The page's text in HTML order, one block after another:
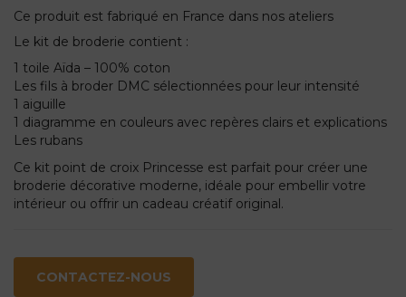
Ce produit est fabriqué en France dans nos ateliers
Le kit de broderie contient :
1 toile Aïda – 100% coton
Les fils à broder DMC sélectionnées pour leur intensité
1 aiguille
1 diagramme en couleurs avec repères clairs et explications
Les rubans
Ce kit point de croix Princesse est parfait pour créer une
broderie décorative moderne, idéale pour embellir votre
intérieur ou offrir un cadeau créatif original.
CONTACTEZ-NOUS